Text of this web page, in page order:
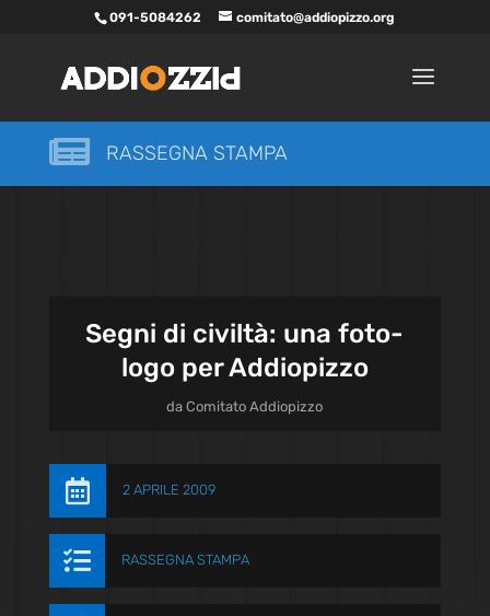
091-5084262 comitato@addiopizzo.org
 RASSEGNA STAMPA
Segni di civiltà: una foto-
logo per Addiopizzo
daComitato Addiopizzo
 2 APRILE 2009
 RASSEGNA STAMPA